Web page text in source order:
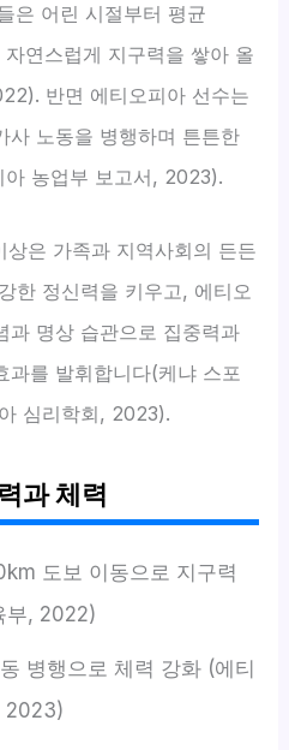
은 어린 시절부터 평균
연스럽게 지구력을 쌓아 올
반면 에티오피아 선수는
사 노동을 병행하며 튼튼한
농업부 보고서, 2023).
은 가족과 지역사회의 든든
한 정신력을 키우고, 에티오
과 명상 습관으로 집중력과
과를 발휘합니다(케냐 스포
심리학회, 2023).
과 체력
도보 이동으로 지구력
부, 2022)
병행으로 체력 강화 (에티
2023)